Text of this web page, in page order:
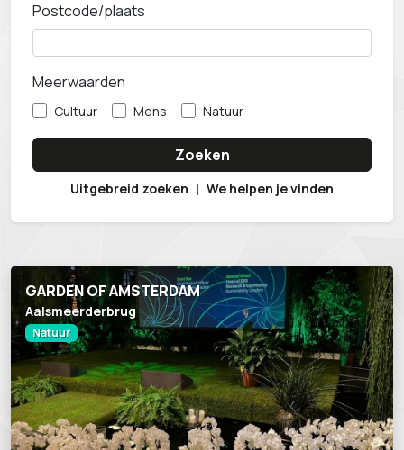
Postcode/plaats
Meerwaarden
Cultuur Mens Natuur
Zoeken
Uitgebreid zoeken | We helpen je vinden
GARDEN OF AMSTERDAM
Aalsmeerderbrug
Natuur